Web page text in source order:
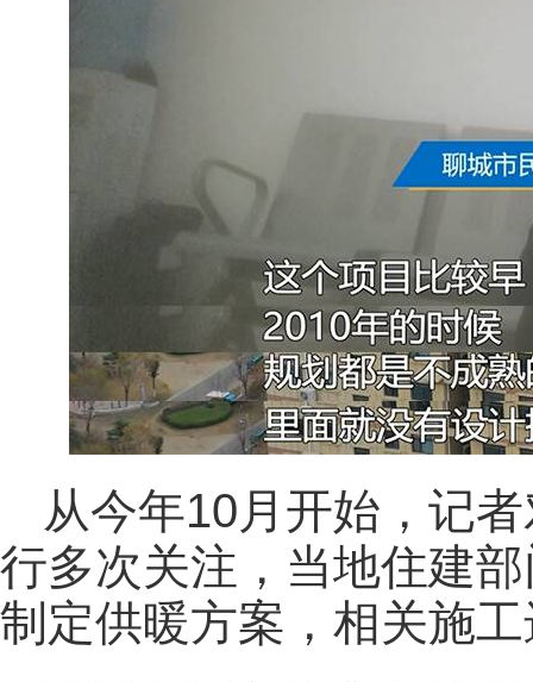
从今年10月开始，记
行多次关注，当地住建
制定供暖方案，相关施